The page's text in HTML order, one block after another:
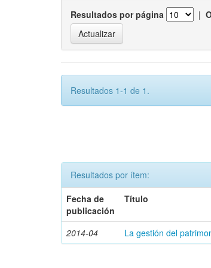
Resultados por página |
Resultados 1-1 de 1.
Resultados por ítem:
Fecha de
publicación
Título
2014-04 La gestión del